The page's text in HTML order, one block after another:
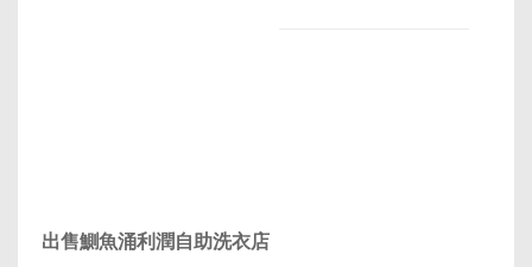
出售鰂魚涌利潤自助洗衣店